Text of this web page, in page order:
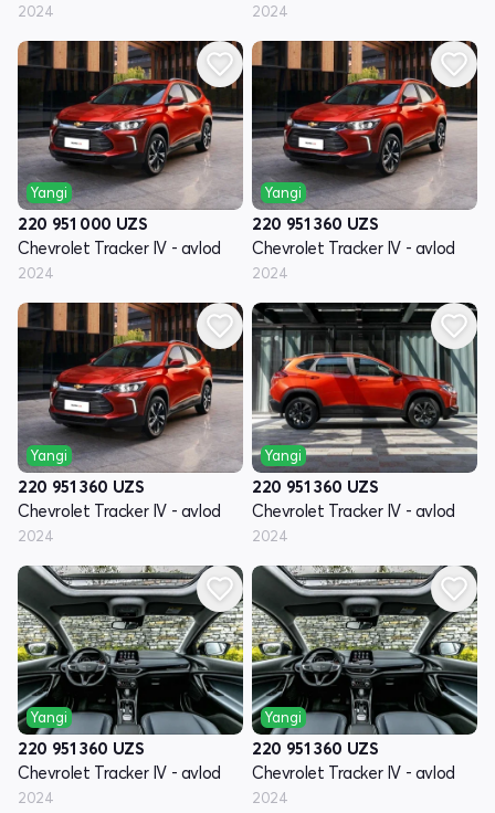
2024 2024
Yangi
220 951 000 UZS
Chevrolet Tracker IV - avlod
2024
Yangi
220 951 360 UZS
Chevrolet Tracker IV - avlod
2024
Yangi
220 951 360 UZS
Chevrolet Tracker IV - avlod
2024
Yangi
220 951 360 UZS
Chevrolet Tracker IV - avlod
2024
Yangi
220 951 360 UZS
Chevrolet Tracker IV - avlod
2024
Yangi
220 951 360 UZS
Chevrolet Tracker IV - avlod
2024